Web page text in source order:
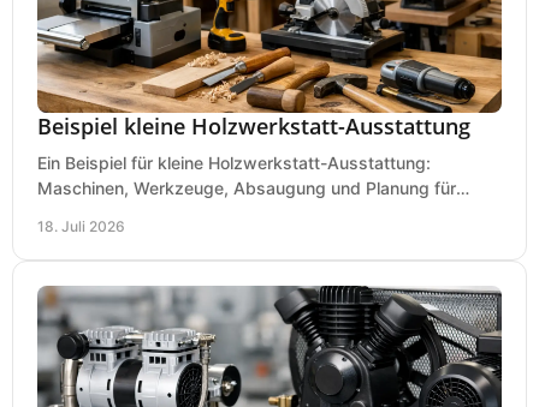
Beispiel kleine Holzwerkstatt-Ausstattung
Ein Beispiel für kleine Holzwerkstatt-Ausstattung:
Maschinen, Werkzeuge, Absaugung und Planung für
18. Juli 2026